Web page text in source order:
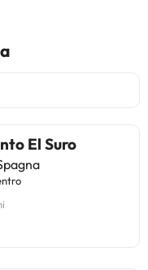
El Suro